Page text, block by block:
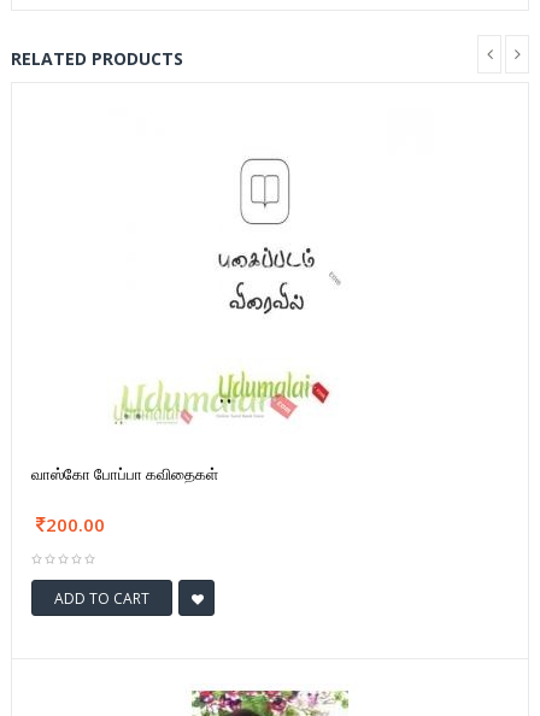
RELATED PRODUCTS
வாஸ்கோ போப்பா கவிதைகள்
200.00
ADD TO CART